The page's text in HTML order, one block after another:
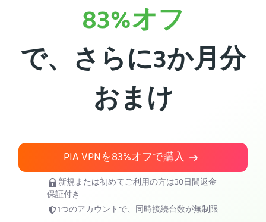
サポート
PIA VPNを入手
83%オフ
で、さらに3か月分
おまけ
PIA VPNを83%オフで購入
新規または初めてご利用の方は30日間返金
保証付き
1つのアカウントで、同時接続台数が無制限